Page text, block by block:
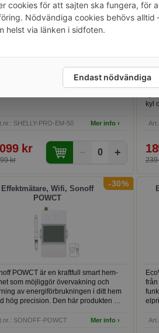
för att mäta 2 st olika
på samma fas.
SHELLY-PRO-EM-50 Mer info ›
kr
kr
0 +
du
kyl
239
-30%
Effektmätare, Wifi, Sonoff
POWCT
POWCT är en kraftfull smart hem-
som möjliggör övervakning och
av energiförbrukningen i ditt hem
hög precision. Den här produkten är
i ditt elnätverk genom realtidsdata
SONOFF-POWCT Mer info ›
cookies för att sajten ska fungera, för
Nödvändiga cookies behövs
helst via länken i sidfoten.
Endast nödvändiga